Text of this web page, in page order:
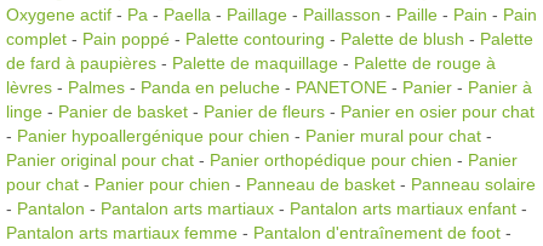
Oxygene actif - Pa - Paella - Paillage - Paillasson - Paille - Pain - Pain
complet - Pain poppé - Palette contouring - Palette de blush - Palette
de fard à paupières - Palette de maquillage - Palette de rouge à
lèvres - Palmes - Panda en peluche - PANETONE - Panier - Panier à
linge - Panier de basket - Panier de fleurs - Panier en osier pour chat
- Panier hypoallergénique pour chien - Panier mural pour chat -
Panier original pour chat - Panier orthopédique pour chien - Panier
pour chat - Panier pour chien - Panneau de basket - Panneau solaire
- Pantalon - Pantalon arts martiaux - Pantalon arts martiaux enfant -
Pantalon arts martiaux femme - Pantalon d'entraînement de foot -